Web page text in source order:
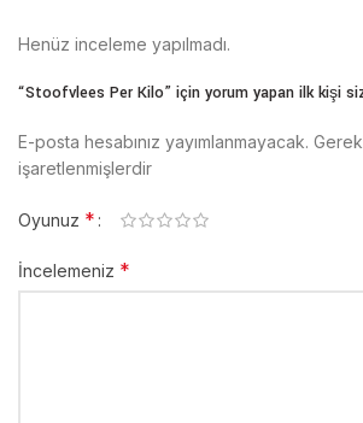
Henüz inceleme yapılmadı.
“Stoofvlees Per Kilo” için yorum yapan ilk kişi
E-posta hesabınız yayımlanmayacak.
işaretlenmişlerdir
Oyunuz *
İncelemeniz *